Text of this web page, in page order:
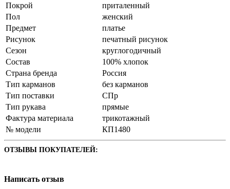
Покрой
приталенный
Пол
женский
Предмет
платье
Рисунок
печатный рисунок
Сезон
круглогодичный
Состав
100% хлопок
Страна бренда
Россия
Тип карманов
без карманов
Тип поставки
СПр
Тип рукава
прямые
Фактура материала
трикотажный
№ модели
КП1480
ОТЗЫВЫ ПОКУПАТЕЛЕЙ:
Написать отзыв